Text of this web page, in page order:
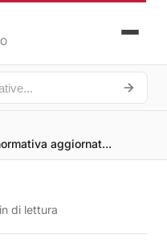
aggiornat...
di lettura